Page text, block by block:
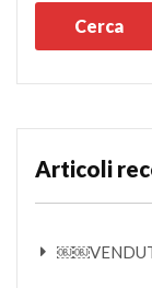
Articoli